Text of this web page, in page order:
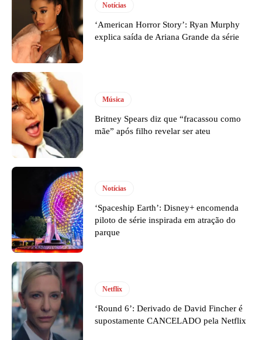
Notícias
‘American Horror Story’: Ryan Murphy
explica saída de Ariana Grande da série
Música
Britney Spears diz que “fracassou como
mãe” após filho revelar ser ateu
Notícias
‘Spaceship Earth’: Disney+ encomenda
piloto de série inspirada em atração do
parque
Netflix
‘Round 6’: Derivado de David Fincher é
supostamente CANCELADO pela Netflix